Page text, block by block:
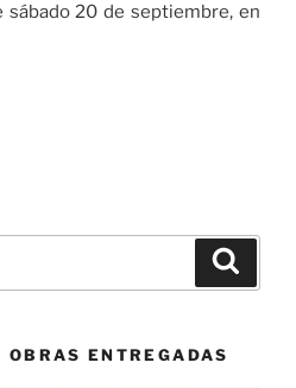
sábado 20 de septiembre, en
ENTREGADAS